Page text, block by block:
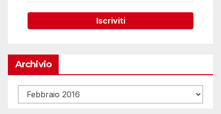
Archivio
Archivio